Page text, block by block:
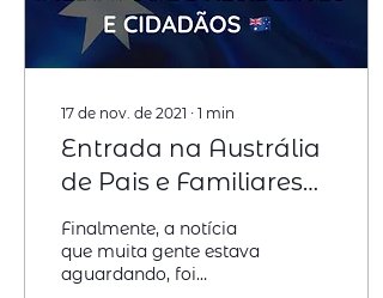
17 de nov. de 2021 ∙ 1 min
Entrada na Austrália
de Pais e Familiares
Imediatos de
Residentes e
Cidadãos
Finalmente, a notícia
que muita gente estava
aguardando, foi